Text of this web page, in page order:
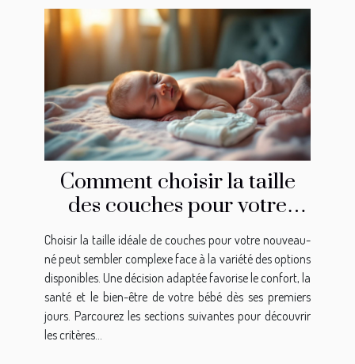
Comment choisir la taille
des couches pour votre
nouveau-né?
Choisir la taille idéale de couches pour votre nouveau-
né peut sembler complexe face à la variété des options
disponibles. Une décision adaptée favorise le confort, la
santé et le bien-être de votre bébé dès ses premiers
jours. Parcourez les sections suivantes pour découvrir
les critères...